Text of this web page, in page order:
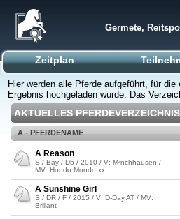
Germete,
Zeitplan
Hier werden alle Pferde aufgeführt, für
Ergebnis hochgeladen wurde. Das
AKTUELLES PFERDEVERZEICHNIS
A - PFERDENAME
A Reason
S / Bay / Db / 2010 / V: M³nchhausen /
MV: Hondo Mondo xx
A Sunshine Girl
S / DR / F / 2015 / V: D-Day AT / MV:
Brillant